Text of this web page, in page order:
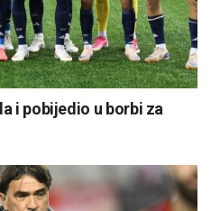
i pobijedio u borbi za